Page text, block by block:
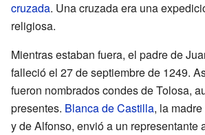
cruzada. Una cruzada era una
religiosa.
Mientras estaban fuera, el padre de
falleció el 27 de septiembre de 1249.
fueron nombrados condes de Tolosa,
presentes. Blanca de Castilla, la
y de Alfonso, envió a un representante